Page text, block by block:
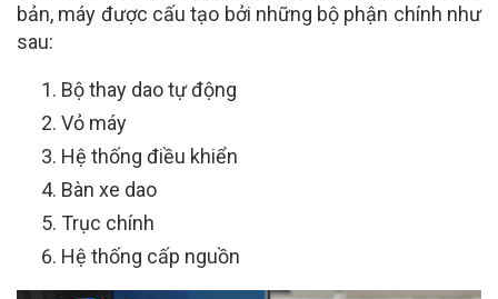
bản, máy được cấu tạo bởi những bộ phận chính như
sau:
Bộ thay dao tự động
Vỏ máy
Hệ thống điều khiển
Bàn xe dao
Trục chính
Hệ thống cấp nguồn